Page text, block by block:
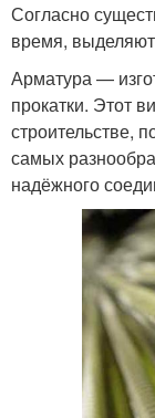
Согласно
время,
Арматура —
прокатки. Этот
строительстве,
самых
надёжного